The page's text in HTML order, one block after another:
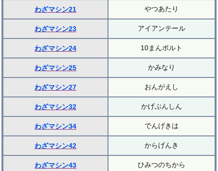
わざマシン21 やつあたり
わざマシン23 アイアンテール
わざマシン24 10まんボルト
わざマシン25 かみなり
わざマシン27 おんがえし
わざマシン32 かげぶんしん
わざマシン34 でんげきは
わざマシン42 からげんき
わざマシン43 ひみつのちから